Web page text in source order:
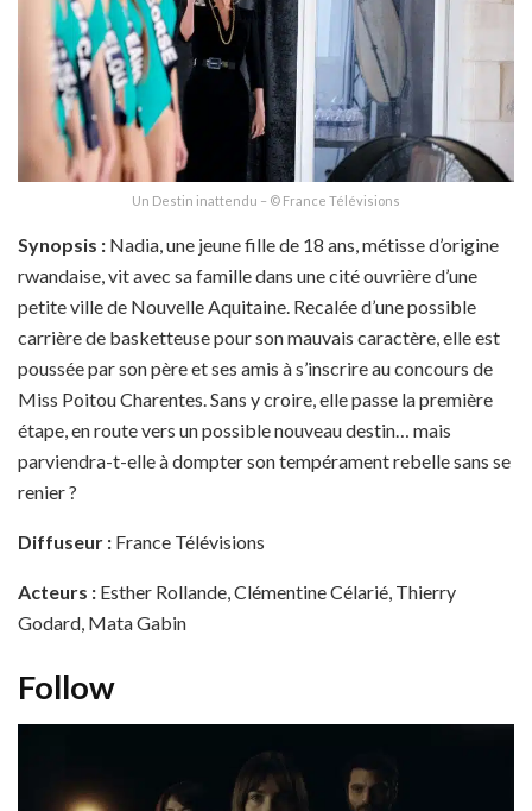
Un Destin inattendu – © France Télévisions
Synopsis : Nadia, une jeune fille de 18 ans, métisse d’origine
rwandaise, vit avec sa famille dans une cité ouvrière d’une
petite ville de Nouvelle Aquitaine. Recalée d’une possible
carrière de basketteuse pour son mauvais caractère, elle est
poussée par son père et ses amis à s’inscrire au concours de
Miss Poitou Charentes. Sans y croire, elle passe la première
étape, en route vers un possible nouveau destin… mais
parviendra-t-elle à dompter son tempérament rebelle sans se
renier ?
Diffuseur : France Télévisions
Acteurs : Esther Rollande, Clémentine Célarié, Thierry
Godard, Mata Gabin
Follow